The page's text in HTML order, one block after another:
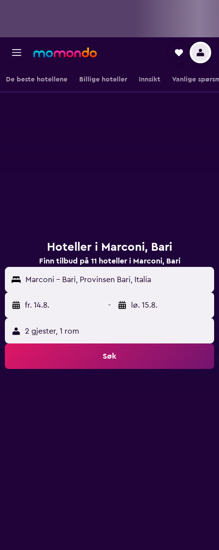
De beste hotellene Billige hoteller Innsikt Vanlige
Hoteller i Marconi, Bari
Finn tilbud på 11 hoteller i Marconi, Bari
Marconi - Bari, Provinsen Bari, Italia
fr. 14.8. - lø. 15.8.
2 gjester, 1 rom
Søk